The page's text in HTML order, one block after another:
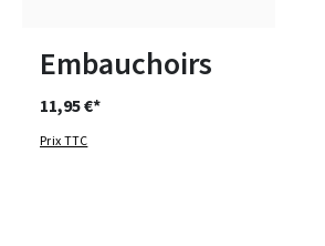
Embauchoirs
11,95 €*
Prix TTC